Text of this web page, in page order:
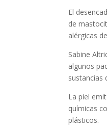
El
de
alérgicas
Sabine
algunos
sustancias
La piel
químicas
plásticos.